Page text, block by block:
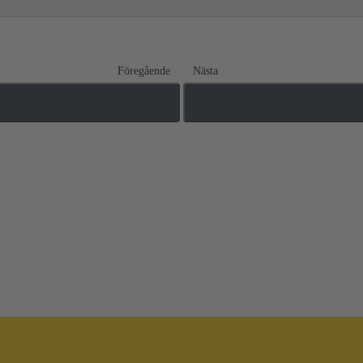
Föregående Nästa